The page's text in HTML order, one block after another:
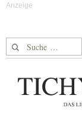
Suche nach: